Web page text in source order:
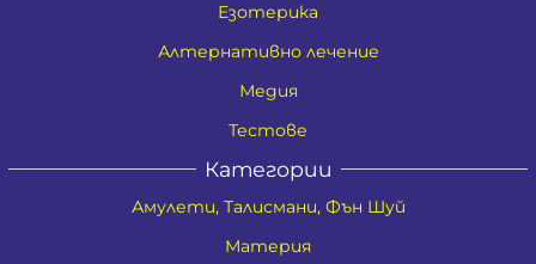
Езотерика
Алтернативно лечение
Медия
Тестове
Категории
Амулети, Талисмани, Фън Шуй
Материя